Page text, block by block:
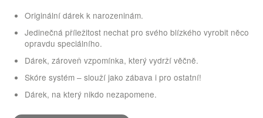
Originální dárek k narozeninám.
Jedinečná příležitost nechat pro svého blízkého vyrobit něco
opravdu speciálního.
Dárek, zároveň vzpomínka, který vydrží věčně.
Skóre systém – slouží jako zábava i pro ostatní!
Dárek, na který nikdo nezapomene.